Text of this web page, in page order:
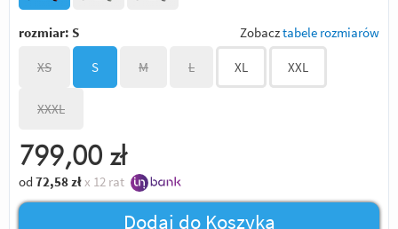
rozmiar: S Zobacztabele rozmiarów
XS S M L XL XXL
XXXL
799,00 zł
od 72,58 zł x 12 rat
Dodaj do Koszyka